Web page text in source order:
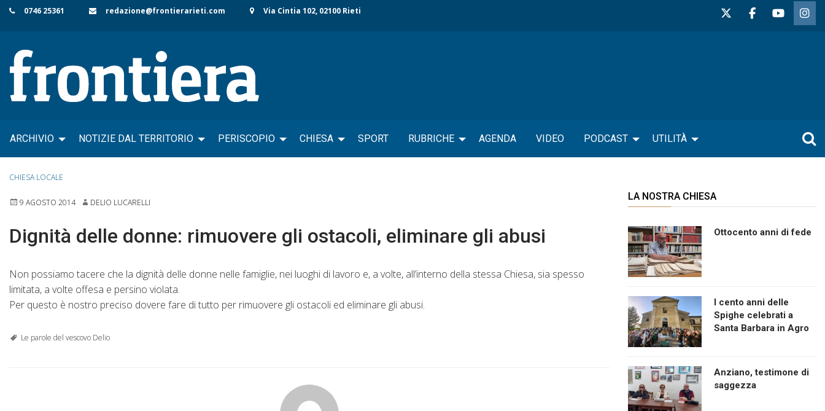
Skip
content
0746 25361 redazione@frontierarieti.com Via Cintia 102, 02100 Rieti
ARCHIVIO NOTIZIE DAL TERRITORIO PERISCOPIO CHIESA SPORT RUBRICHE AGENDA VIDEO PODCAST UTILITÀ
CHIESA LOCALE
9 AGOSTO 2014 DELIO LUCARELLI
Dignità delle donne: rimuovere gli ostacoli, eliminare gli abusi
Non possiamo tacere che la dignità delle donne nelle famiglie, nei luoghi di lavoro e, a volte, all’interno della stessa Chiesa, sia spesso
limitata, a volte offesa e persino violata.
Per questo è nostro preciso dovere fare di tutto per rimuovere gli ostacoli ed eliminare gli abusi.
Le parole del vescovo Delio
LA NOSTRA CHIESA
Ottocento anni di fede
I cento anni delle
Spighe celebrati a
Santa Barbara in Agro
Anziano, testimone di
saggezza